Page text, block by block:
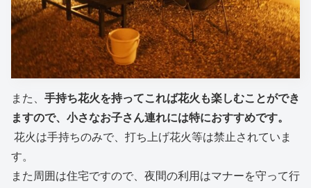
また、 手持ち花火を持ってこれば花火も楽しむことができ
ますので、小さなお子さん連れには特におすすめです。
花火は手持ちのみで、打ち上げ花火等は禁止されていま
す。
また周囲は住宅ですので、夜間の利用はマナーを守って行